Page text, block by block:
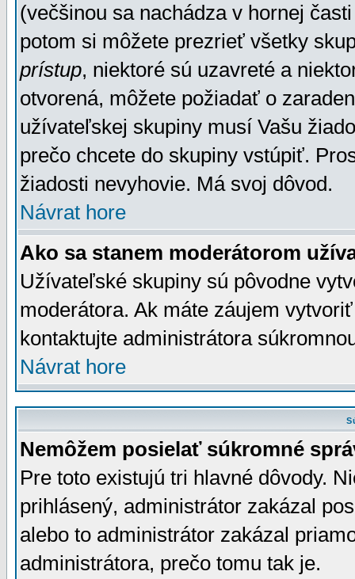
(večšinou sa nachádza v hornej
potom si môžete prezrieť všetky
prístup, niektoré sú uzavreté a
otvorená, môžete požiadať o
užívateľskej skupiny musí Vašu
prečo chcete do skupiny vstúpiť.
žiadosti nevyhovie. Má svoj dôvod.
Návrat hore
Ako sa stanem moderátorom
Užívateľské skupiny sú pôvodne
moderátora. Ak máte záujem
kontaktujte administrátora
Návrat hore
Nemôžem posielať súkromné
Pre toto existujú tri hlavné dôvody.
prihlásený, administrátor zakázal
alebo to administrátor zakázal
administrátora, prečo tomu tak je.